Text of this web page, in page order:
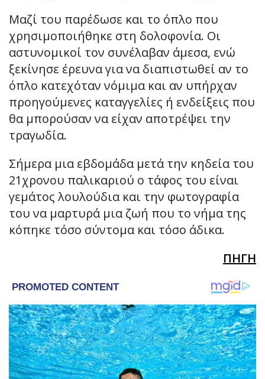
Μαζί του παρέδωσε και το όπλο που
χρησιμοποιήθηκε στη δολοφονία. Οι
αστυνομικοί τον συνέλαβαν άμεσα, ενώ
ξεκίνησε έρευνα για να διαπιστωθεί αν το
όπλο κατεχόταν νόμιμα και αν υπήρχαν
προηγούμενες καταγγελίες ή ενδείξεις που
θα μπορούσαν να είχαν αποτρέψει την
τραγωδία.
Σήμερα μια εβδομάδα μετά την κηδεία του
21χρονου παλικαριού ο τάφος του είναι
γεμάτος λουλούδια και την φωτογραφία
του να μαρτυρά μια ζωή που το νήμα της
κόπηκε τόσο σύντομα και τόσο άδικα.
ΠΗΓΗ